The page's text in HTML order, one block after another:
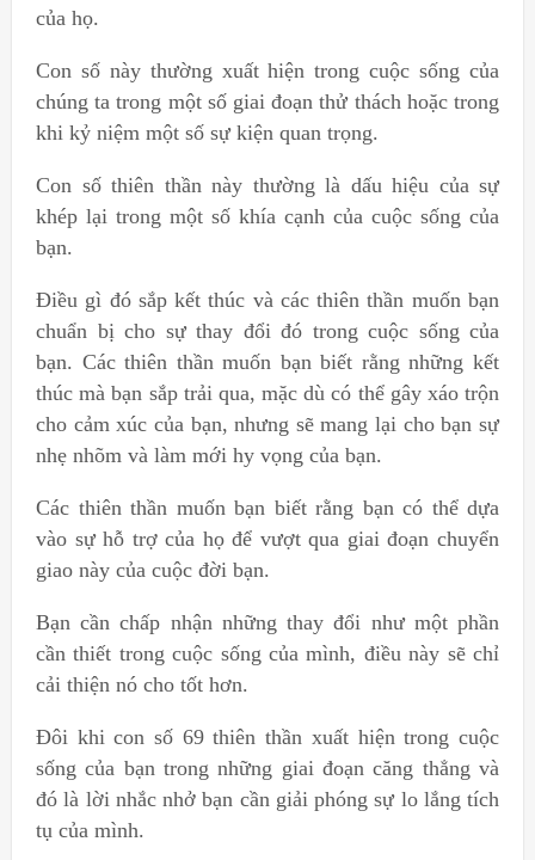
của họ.
Con số này thường xuất hiện trong cuộc sống của
chúng ta trong một số giai đoạn thử thách hoặc trong
khi kỷ niệm một số sự kiện quan trọng.
Con số thiên thần này thường là dấu hiệu của sự
khép lại trong một số khía cạnh của cuộc sống của
bạn.
Điều gì đó sắp kết thúc và các thiên thần muốn bạn
chuẩn bị cho sự thay đổi đó trong cuộc sống của
bạn. Các thiên thần muốn bạn biết rằng những kết
thúc mà bạn sắp trải qua, mặc dù có thể gây xáo trộn
cho cảm xúc của bạn, nhưng sẽ mang lại cho bạn sự
nhẹ nhõm và làm mới hy vọng của bạn.
Các thiên thần muốn bạn biết rằng bạn có thể dựa
vào sự hỗ trợ của họ để vượt qua giai đoạn chuyển
giao này của cuộc đời bạn.
Bạn cần chấp nhận những thay đổi như một phần
cần thiết trong cuộc sống của mình, điều này sẽ chỉ
cải thiện nó cho tốt hơn.
Đôi khi con số 69 thiên thần xuất hiện trong cuộc
sống của bạn trong những giai đoạn căng thẳng và
đó là lời nhắc nhở bạn cần giải phóng sự lo lắng tích
tụ của mình.